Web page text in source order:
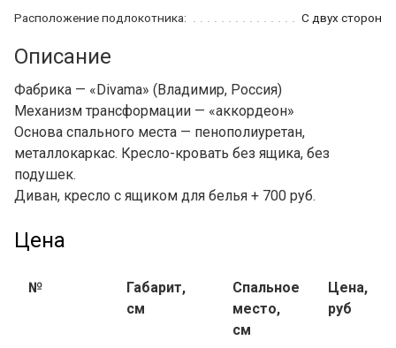
Расположение подлокотника:
С двух сторон
Описание
Фабрика — «Divama» (Владимир, Россия)
Механизм трансформации — «аккордеон»
Основа спального места — пенополиуретан,
металлокаркас. Кресло-кровать без ящика, без
подушек.
Диван, кресло с ящиком для белья + 700 руб.
Цена
№
Габарит,
см
Спальное
место,
см
Цена,
руб